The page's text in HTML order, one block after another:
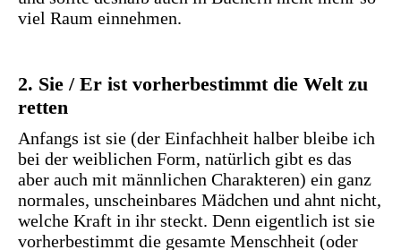
viel Raum einnehmen.
2. Sie / Er ist vorherbestimmt die Welt zu
retten
Anfangs ist sie (der Einfachheit halber bleibe ich
bei der weiblichen Form, natürlich gibt es das
aber auch mit männlichen Charakteren) ein ganz
normales, unscheinbares Mädchen und ahnt nicht,
welche Kraft in ihr steckt. Denn eigentlich ist sie
vorherbestimmt die gesamte Menschheit (oder